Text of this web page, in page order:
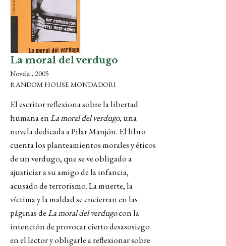
La moral del verdugo
Novela , 2005
RANDOM HOUSE MONDADORI
El escritor reflexiona sobre la libertad
humana enLa moral del verdugo, una
novela dedicada a Pilar Manjón. El libro
cuenta los planteamientos morales y éticos
de un verdugo, que se ve obligado a
ajusticiar a su amigo de la infancia,
acusado de terrorismo. La muerte, la
víctima y la maldad se encierran en las
páginas deLa moral del verdugocon la
intención de provocar cierto desasosiego
en el lector y obligarle a reflexionar sobre